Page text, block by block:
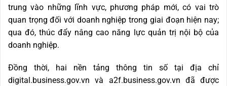
trung vào những lĩnh vực, phương pháp mới, có vai trò
quan trọng đối với doanh nghiệp trong giai đoạn hiện nay;
qua đó, thúc đẩy nâng cao năng lực quản trị nội bộ của
doanh nghiệp.
Đồng thời, hai nền tảng thông tin số tại địa chỉ
digital.business.gov.vn và a2f.business.gov.vn đã được